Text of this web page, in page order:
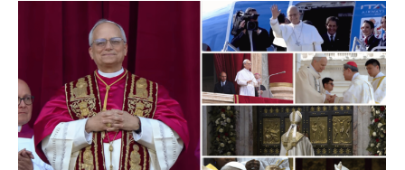
aqui: